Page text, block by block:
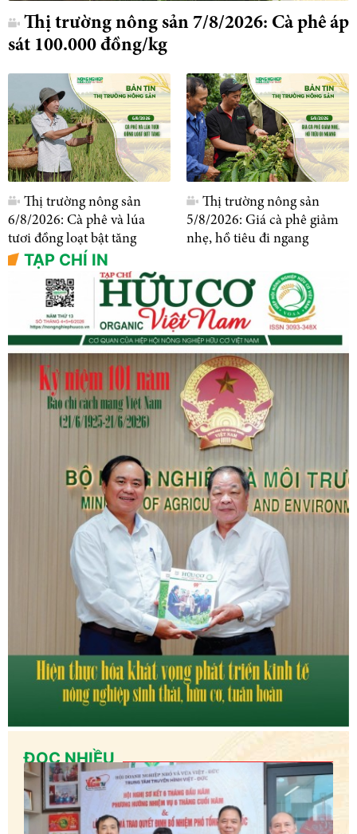
Thị trường nông sản 7/8/2026: Cà phê áp
sát 100.000 đồng/kg
Thị trường nông sản
6/8/2026: Cà phê và lúa
tươi đồng loạt bật tăng
Thị trường nông sản
5/8/2026: Giá cà phê giảm
nhẹ, hồ tiêu đi ngang
TẠP CHÍ IN
ĐỌC NHIỀU